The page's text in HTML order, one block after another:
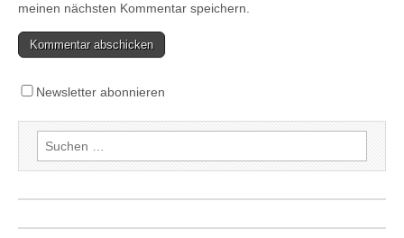
meinen nächsten Kommentar speichern.
Newsletter abonnieren
Suchen
nach: